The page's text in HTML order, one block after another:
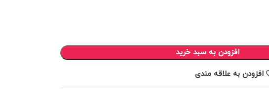
افزودن به سبد خرید
افزودن به علاقه مندی